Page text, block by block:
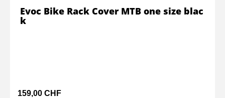
159,00 CHF
Evoc Bike Rack Cover MTB one size blac
k